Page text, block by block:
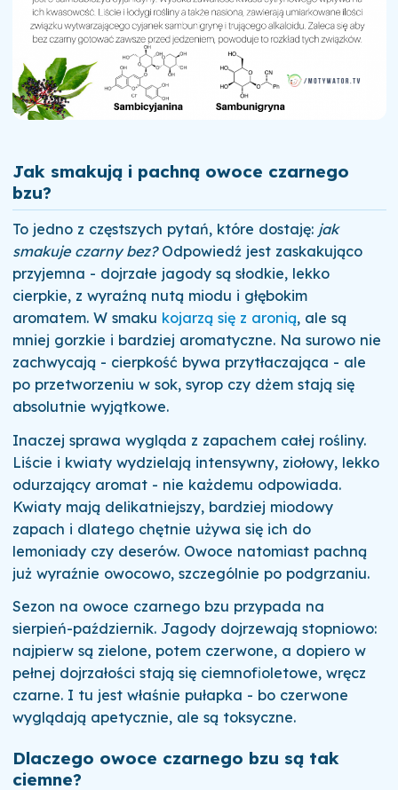
Jak smakują i pachną owoce czarnego
bzu?
To jedno z częstszych pytań, które dostaję: jak
smakuje czarny bez?Odpowiedź jest zaskakująco
przyjemna - dojrzałe jagody są słodkie, lekko
cierpkie, z wyraźną nutą miodu i głębokim
aromatem. W smaku kojarzą się z aronią, ale są
mniej gorzkie i bardziej aromatyczne. Na surowo nie
zachwycają - cierpkość bywa przytłaczająca - ale
po przetworzeniu w sok, syrop czy dżem stają się
absolutnie wyjątkowe.
Inaczej sprawa wygląda z zapachem całej rośliny.
Liście i kwiaty wydzielają intensywny, ziołowy, lekko
odurzający aromat - nie każdemu odpowiada.
Kwiaty mają delikatniejszy, bardziej miodowy
zapach i dlatego chętnie używa się ich do
lemoniady czy deserów. Owoce natomiast pachną
już wyraźnie owocowo, szczególnie po podgrzaniu.
Sezon na owoce czarnego bzu przypada na
sierpień-październik. Jagody dojrzewają stopniowo:
najpierw są zielone, potem czerwone, a dopiero w
pełnej dojrzałości stają się ciemnofioletowe, wręcz
czarne. I tu jest właśnie pułapka - bo czerwone
wyglądają apetycznie, ale są toksyczne.
Dlaczego owoce czarnego bzu są tak
ciemne?